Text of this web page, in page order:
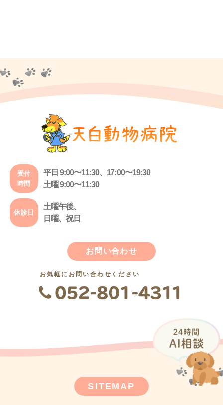
受付
時間
平日 9:00〜11:30、17:00〜19:30
土曜 9:00〜11:30
休診日
土曜午後、
日曜、祝日
お問い合わせ
お気軽にお問い合わせください
SITEMAP